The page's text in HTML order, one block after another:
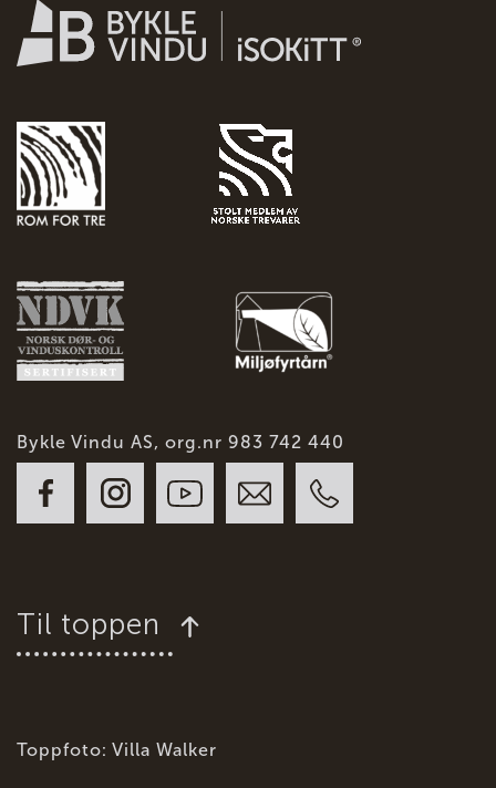
Bykle Vindu AS, org.nr 983 742 440
Til toppen
Toppfoto: Villa Walker